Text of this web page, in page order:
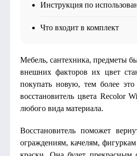
Инструкция по
Что входит в комплект
Мебель, сантехника, предметы
внешних факторов их цвет
покупать новую, тем более
восстановитель цвета Recolor
любого вида материала.
Восстановитель поможет
ограждениям, качелям,